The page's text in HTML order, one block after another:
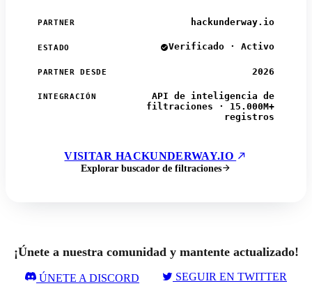
PARTNER hackunderway.io
ESTADO Verificado · Activo
PARTNER DESDE 2026
INTEGRACIÓN
API de inteligencia de
filtraciones · 15.000M+
registros
VISITAR HACKUNDERWAY.IO
Explorar buscador de filtraciones
¡Únete a nuestra comunidad y mantente actualizado!
ÚNETE A DISCORD SEGUIR EN TWITTER